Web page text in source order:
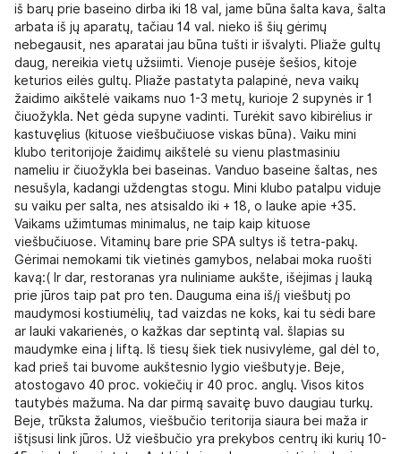
iš barų prie baseino dirba iki 18 val, jame būna šalta kava, šalta
arbata iš jų aparatų, tačiau 14 val. nieko iš šių gėrimų
nebegausit, nes aparatai jau būna tušti ir išvalyti. Pliaže gultų
daug, nereikia vietų užsiimti. Vienoje pusėje šešios, kitoje
keturios eilės gultų. Pliaže pastatyta palapinė, neva vaikų
žaidimo aikštelė vaikams nuo 1-3 metų, kurioje 2 supynės ir 1
čiuožykla. Net gėda supyne vadinti. Turėkit savo kibirėlius ir
kastuvęlius (kituose viešbučiuose viskas būna). Vaiku mini
klubo teritorijoje žaidimų aikštelė su vienu plastmasiniu
nameliu ir čiuožykla bei baseinas. Vanduo baseine šaltas, nes
nesušyla, kadangi uždengtas stogu. Mini klubo patalpu viduje
su vaiku per salta, nes atsisaldo iki + 18, o lauke apie +35.
Vaikams užimtumas minimalus, ne taip kaip kituose
viešbučiuose. Vitaminų bare prie SPA sultys iš tetra-pakų.
Gėrimai nemokami tik vietinės gamybos, nelabai moka ruošti
kavą:( Ir dar, restoranas yra nuliniame aukšte, išėjimas į lauką
prie jūros taip pat pro ten. Dauguma eina iš/į viešbutį po
maudymosi kostiumėlių, tad vaizdas ne koks, kai tu sėdi bare
ar lauki vakarienės, o kažkas dar septintą val. šlapias su
maudymke eina į liftą. Iš tiesų šiek tiek nusivylėme, gal dėl to,
kad prieš tai buvome aukštesnio lygio viešbutyje. Beje,
atostogavo 40 proc. vokiečių ir 40 proc. anglų. Visos kitos
tautybės mažuma. Na dar pirmą savaitę buvo daugiau turkų.
Beje, trūksta žalumos, viešbučio teritorija siaura bei maža ir
ištįsusi link jūros. Už viešbučio yra prekybos centrų iki kurių 10-